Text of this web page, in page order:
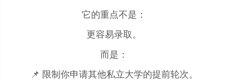
它的重点不是：
更容易录取。
而是：
📌 限制你申请其他私立大学的提前轮次。